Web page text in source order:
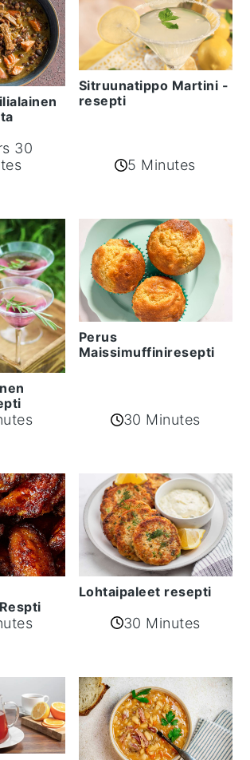
30
Sitruunatippo Martini -
resepti
5 Minutes
Perus
Maissimuffiniresepti
30 Minutes
Lohtaipaleet resepti
30 Minutes